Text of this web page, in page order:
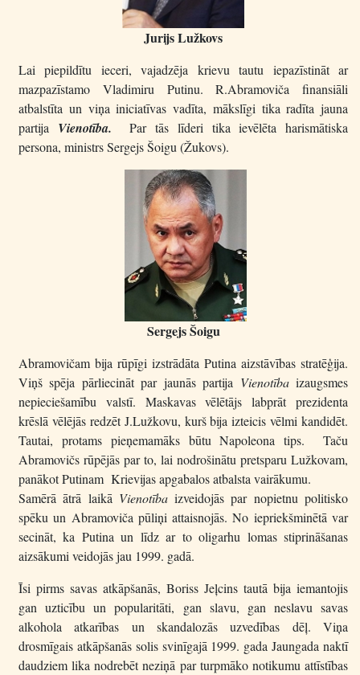
Jurijs Lužkovs
Lai piepildītu ieceri, vajadzēja krievu tautu iepazīstināt ar
mazpazīstamo Vladimiru Putinu. R.Abramoviča finansiāli
atbalstīta un viņa iniciatīvas vadīta, mākslīgi tika radīta jauna
partija Vienotība.
Par tās līderi tika ievēlēta harismātiska
persona, ministrs Sergejs Šoigu (Žukovs).
Sergejs Šoigu
Abramovičam bija rūpīgi izstrādāta Putina aizstāvības stratēģija.
Viņš spēja pārliecināt par jaunās partija Vienotībaizaugsmes
nepieciešamību valstī. Maskavas vēlētājs labprāt prezidenta
krēslā vēlējās redzēt J.Lužkovu, kurš bija izteicis vēlmi kandidēt.
Tautai, protams pieņemamāks būtu Napoleona tips. Taču
Abramovičs rūpējās par to, lai nodrošinātu pretsparu Lužkovam,
panākot Putinam Krievijas apgabalos atbalsta vairākumu.
Samērā ātrā laikā Vienotībaizveidojās par nopietnu politisko
spēku un Abramoviča pūliņi attaisnojās. No iepriekšminētā var
secināt, ka Putina un līdz ar to oligarhu lomas stiprināšanas
aizsākumi veidojās jau 1999. gadā.
Īsi pirms savas atkāpšanās, Boriss Jeļcins tautā bija iemantojis
gan uzticību un popularitāti, gan slavu, gan neslavu savas
alkohola atkarības un skandalozās uzvedības dēļ. Viņa
drosmīgais atkāpšanās solis svinīgajā 1999. gada Jaungada naktī
daudziem lika nodrebēt neziņā par turpmāko notikumu attīstības